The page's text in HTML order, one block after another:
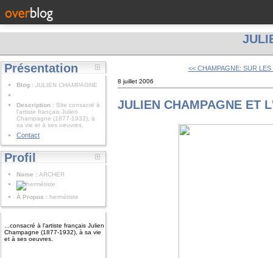
Présentation
Blog : JULIEN CHAMPAGNE
Description : Site consacré à
l'artiste français Julien
Champagne (1877-1932), à
sa vie et à ses oeuvres.
Contact
Profil
Name : ARCHER
À Propos : hermétiste
...consacré à l'artiste français Julien
Champagne (1877-1932), à sa vie
et à ses oeuvres.
<< CHAMPAGNE: SUR
8 juillet 2006
JULIEN CHAMPAGNE ET